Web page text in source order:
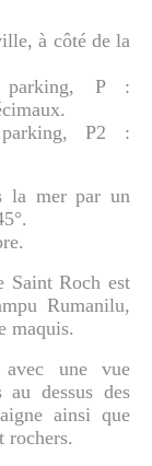
à côté de la
parking, P :
P2 :
la mer par un
Saint Roch est
Rumanilu,
maquis.
avec une vue
au dessus des
ainsi que
rochers.